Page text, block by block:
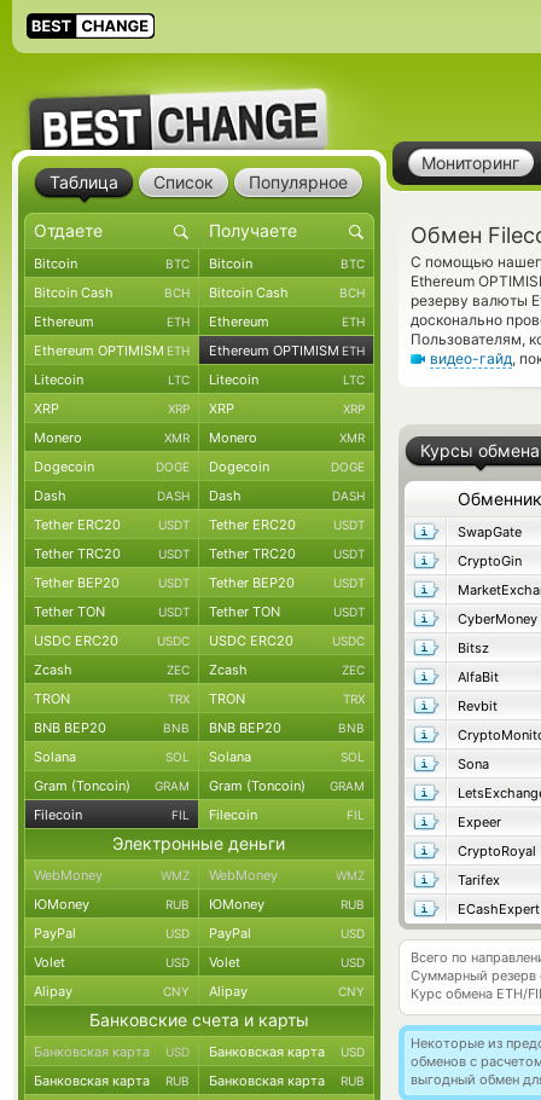
Мониторинг
Обмен
С помощью
Ethereum
резерву валюты
досконально
Пользователям,
видео-гайд,
Курсы обмена
Обменник
SwapGate
CryptoGin
CyberMoney
Bitsz
AlfaBit
Revbit
Sona
Expeer
CryptoRoyal
Tarifex
ECashExpert
Всего по
Суммарный резерв
Курс обмена ETH/
Некоторые из
обменов с
выгодный обмен
Таблица Список Популярное
Bitcoin BTC Bitcoin BTC
Bitcoin Cash BCH Bitcoin Cash BCH
Ethereum ETH Ethereum ETH
Ethereum OPTIMISM ETH Ethereum OPTIMISM ETH
Litecoin LTC Litecoin LTC
XRP XRP XRP XRP
Monero XMR Monero XMR
Dogecoin DOGE Dogecoin DOGE
Dash DASH Dash DASH
Tether ERC20 USDT Tether ERC20 USDT
Tether TRC20 USDT Tether TRC20 USDT
Tether BEP20 USDT Tether BEP20 USDT
Tether TON USDT Tether TON USDT
USDC ERC20 USDC USDC ERC20 USDC
Zcash ZEC Zcash ZEC
TRON TRX TRON TRX
BNB BEP20 BNB BNB BEP20 BNB
Solana SOL Solana SOL
Gram (Toncoin) GRAM Gram (Toncoin) GRAM
Filecoin FIL Filecoin FIL
Электронные деньги
WebMoney WMZ WebMoney WMZ
ЮMoney RUB ЮMoney RUB
PayPal USD PayPal USD
Volet USD Volet USD
Alipay CNY Alipay CNY
Банковские счета и карты
Банковская карта USD Банковская карта USD
Банковская карта RUB Банковская карта RUB